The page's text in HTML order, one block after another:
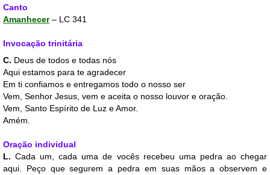
Canto
Amanhecer – LC 341
Invocação trinitária
C. Deus de todos e todas nós
Aqui estamos para te agradecer
Em ti confiamos e entregamos todo o nosso ser
Vem, Senhor Jesus, vem e aceita o nosso louvor e oração.
Vem, Santo Espírito de Luz e Amor.
Amém.
Oração individual
L.Cada um, cada uma de vocês recebeu uma pedra ao chegar
aqui. Peço que segurem a pedra em suas mãos a observem e